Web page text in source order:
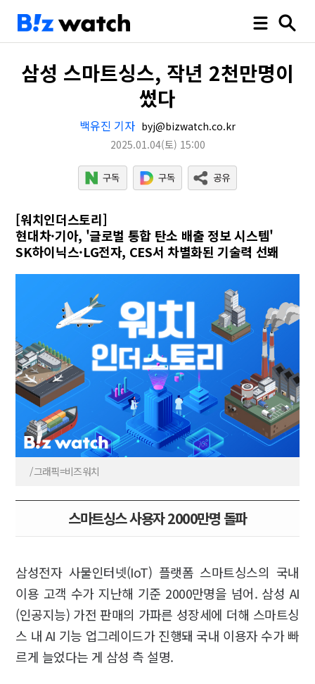
삼성 스마트싱스, 작년 2천만명이
썼다
백유진 기자 byj@bizwatch.co.kr
2025.01.04(토) 15:00
[워치인더스토리]
현대차·기아, '글로벌 통합 탄소 배출 정보 시스템'
SK하이닉스·LG전자, CES서 차별화된 기술력 선봬
/그래픽=비즈워치
스마트싱스 사용자 2000만명 돌파
삼성전자 사물인터넷(IoT) 플랫폼 스마트싱스의 국내
이용 고객 수가 지난해 기준 2000만명을 넘어. 삼성 AI
(인공지능) 가전 판매의 가파른 성장세에 더해 스마트싱
스 내 AI 기능 업그레이드가 진행돼 국내 이용자 수가 빠
르게 늘었다는 게 삼성 측 설명.